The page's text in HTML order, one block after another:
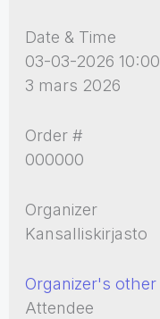
Date & Time
03-03-2026
3 mars 2026
Order #
000000
Organizer
Kansalliskirjasto
Organizer's
Attendee